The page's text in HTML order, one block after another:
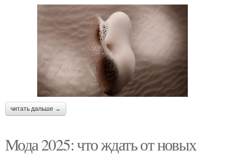
читать дальше →
Мода 2025: что ждать от новых